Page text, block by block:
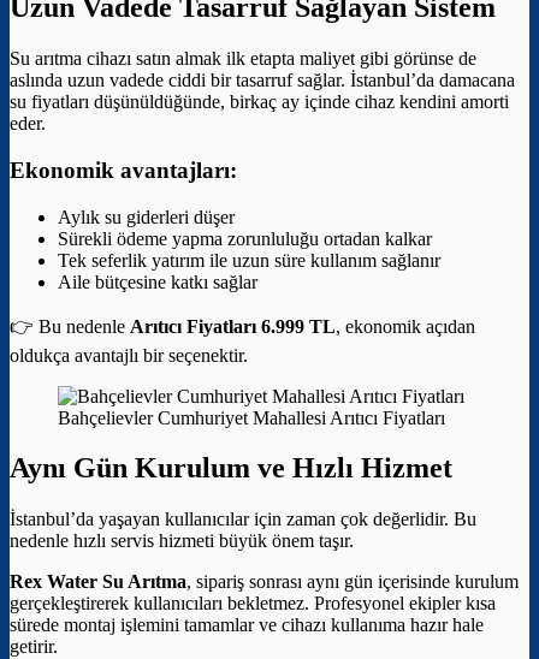
Uzun Vadede Tasarruf Sağlayan Sistem
Su arıtma cihazı satın almak ilk etapta maliyet gibi görünse de
aslında uzun vadede ciddi bir tasarruf sağlar. İstanbul’da damacana
su fiyatları düşünüldüğünde, birkaç ay içinde cihaz kendini amorti
eder.
Ekonomik avantajları:
Aylık su giderleri düşer
Sürekli ödeme yapma zorunluluğu ortadan kalkar
Tek seferlik yatırım ile uzun süre kullanım sağlanır
Aile bütçesine katkı sağlar
👉 Bu nedenle Arıtıcı Fiyatları 6.999 TL, ekonomik açıdan
oldukça avantajlı bir seçenektir.
Bahçelievler Cumhuriyet Mahallesi Arıtıcı Fiyatları
Aynı Gün Kurulum ve Hızlı Hizmet
İstanbul’da yaşayan kullanıcılar için zaman çok değerlidir. Bu
nedenle hızlı servis hizmeti büyük önem taşır.
Rex Water Su Arıtma, sipariş sonrası aynı gün içerisinde kurulum
gerçekleştirerek kullanıcıları bekletmez. Profesyonel ekipler kısa
sürede montaj işlemini tamamlar ve cihazı kullanıma hazır hale
getirir.